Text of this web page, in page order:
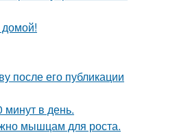
после его публикации
минут в день.
мышцам для роста.